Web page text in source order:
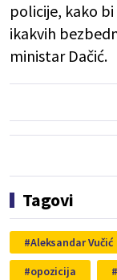
policije, kako
ikakvih
ministar Dačić.
Tagovi
Aleksandar Vučić
opozicija